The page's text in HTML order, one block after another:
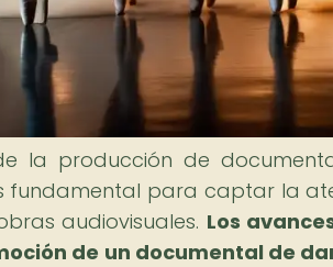
la producción de
fundamental para captar la
audiovisuales. Los
de un documental de